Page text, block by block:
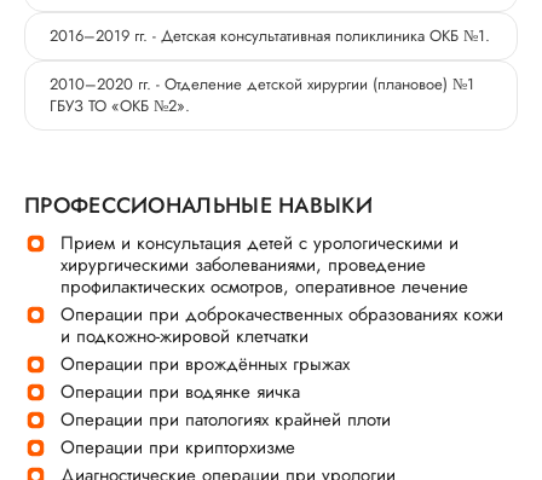
2016–2019 гг. - Детская консультативная поликлиника ОКБ №1.
2010–2020 гг. - Отделение детской хирургии (плановое) №1
ГБУЗ ТО «ОКБ №2».
ПРОФЕССИОНАЛЬНЫЕ НАВЫКИ
Прием и консультация детей с урологическими и
хирургическими заболеваниями, проведение
профилактических осмотров, оперативное лечение
Операции при доброкачественных образованиях кожи
и подкожно-жировой клетчатки
Операции при врождённых грыжах
Операции при водянке яичка
Операции при патологиях крайней плоти
Операции при крипторхизме